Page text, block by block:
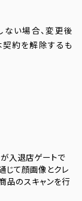
い場合、変更後
約を解除するも
入退店ゲートで
じて顔画像とクレ
品のスキャンを行